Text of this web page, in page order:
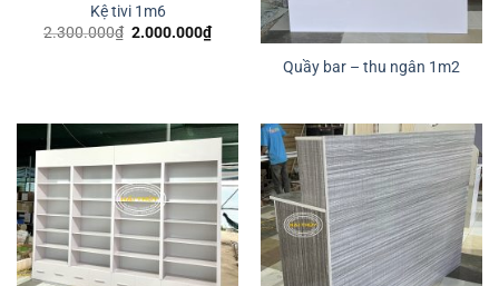
Kệ tivi 1m6
2.300.000₫ Giá
2.000.000₫Giá
hiện
Quầy bar – thu ngân 1m2